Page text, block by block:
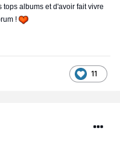
albums et d'avoir fait vivre
!
11